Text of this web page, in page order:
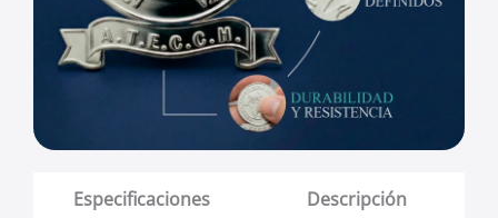
Especificaciones Descripción